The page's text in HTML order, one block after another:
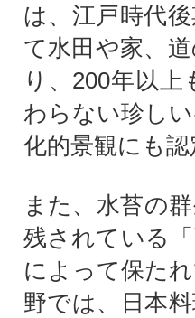
は、江戸時代
て水田や家、
り、200年以
わらない珍し
化的景観にも認
また、水苔の
残されている
によって保た
野では、日本